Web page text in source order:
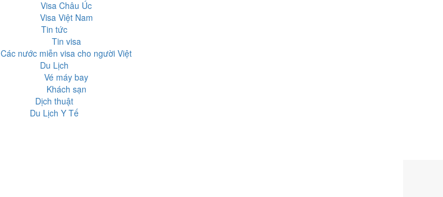
Visa Châu Úc
Visa Việt Nam
Tin tức
Tin visa
Các nước miễn visa cho người Việt
Du Lịch
Vé máy bay
Khách sạn
Dịch thuật
Du Lịch Y Tế